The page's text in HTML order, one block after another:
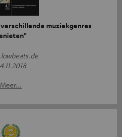
muziekgenres
Meer...